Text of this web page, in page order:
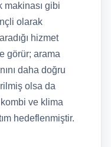
makinası gibi
olarak
hizmet
görür; arama
daha doğru
olsa da
ve klima
hedeflenmiştir.